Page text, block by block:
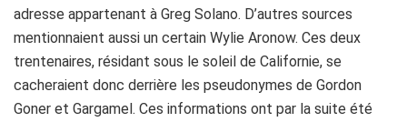
adresse appartenant à Greg Solano. D’autres sources
mentionnaient aussi un certain Wylie Aronow. Ces deux
trentenaires, résidant sous le soleil de Californie, se
cacheraient donc derrière les pseudonymes de Gordon
Goner et Gargamel. Ces informations ont par la suite été